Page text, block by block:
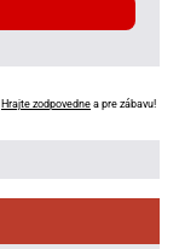
Hrajte zodpovedne a pre zábavu!